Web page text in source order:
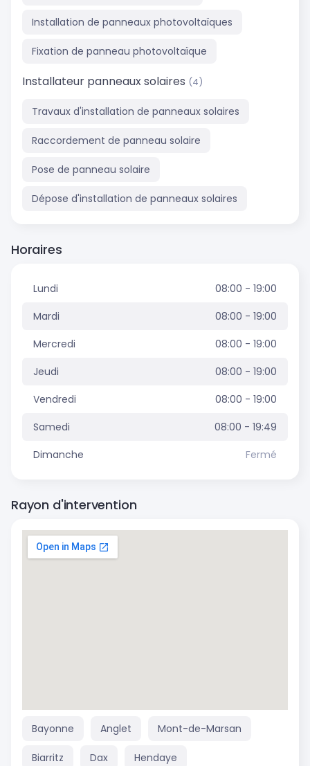
Installation de panneaux photovoltaïques
Fixation de panneau photovoltaïque
Installateur panneaux solaires (4)
Travaux d'installation de panneaux solaires
Raccordement de panneau solaire
Pose de panneau solaire
Dépose d'installation de panneaux solaires
Horaires
Lundi
08:00 - 19:00
Mardi
08:00 - 19:00
Mercredi
08:00 - 19:00
Jeudi
08:00 - 19:00
Vendredi
08:00 - 19:00
Samedi
08:00 - 19:49
Dimanche
Fermé
Rayon d'intervention
Bayonne Anglet Mont-de-Marsan
Biarritz Dax Hendaye